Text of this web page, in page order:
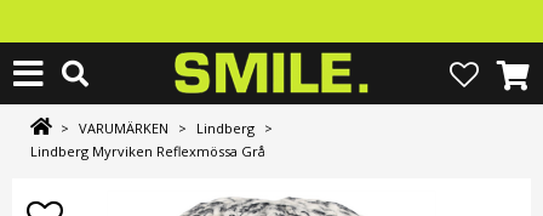
> VARUMÄRKEN > Lindberg >
Lindberg Myrviken Reflexmössa Grå